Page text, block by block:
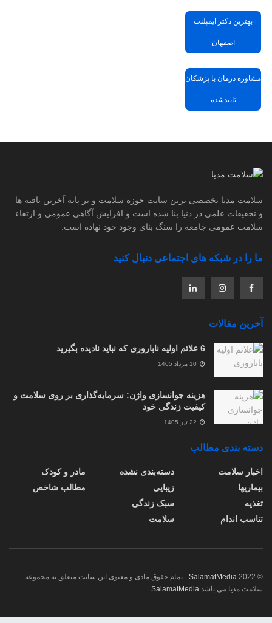
بهترین دکتر ایمپلنت
اصفهان
مشاوره درمان با پزشکان
تاییدشده
سلامت مدیا تخصصی ترین سایت حوزه سلامت و بر پایه آخرین یافته ها
و تحقیقات علمی در دنیا بنا شده است و افزایش آگاهی عمومی و ارتقاء
سلامت عمومی جامعه را سنگ بنای وجود خود نهاده است.
ما را در شبکه های اجتماعی دنبال کنید
آخرین مقالات
6 علائم اولیه ناباروری که نباید نادیده بگیرید
هزینه جوانسازی واژن: سرمایه‌گذاری بر روی سلامت و
کیفیت زندگی خود
دسته بندی مطالب
اخبار سلامت
بیماریها
تغذیه
تناسب اندام
دسته‌بندی نشده
زیبایی
سبک زندگی
سلامت
مادر و کودک
مطالب شاخص
© 2022
SalamatMedia - تمام حقوق مادی و معنوی این سایت متعلق به مجموعه
سلامت مدیا می باشد SalamatMedia